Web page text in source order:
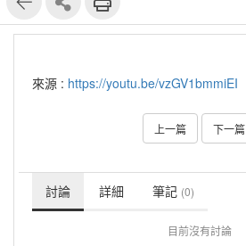
來源 : https://youtu.be/vzGV1bmmiEI
上一篇 下一篇
討論 詳細 筆記 (0)
目前沒有討論